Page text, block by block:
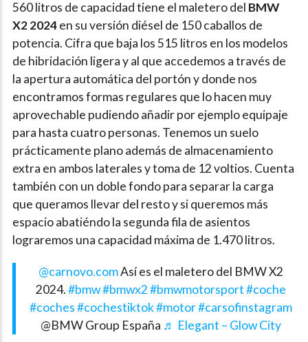
560 litros de capacidad tiene el maletero del BMW
X2 2024en su versión diésel de 150 caballos de
potencia. Cifra que baja los 515 litros en los modelos
de hibridación ligera y al que accedemos a través de
la apertura automática del portón y donde nos
encontramos formas regulares que lo hacen muy
aprovechable pudiendo añadir por ejemplo equipaje
para hasta cuatro personas. Tenemos un suelo
prácticamente plano además de almacenamiento
extra en ambos laterales y toma de 12 voltios. Cuenta
también con un doble fondo para separar la carga
que queramos llevar del resto y si queremos más
espacio abatiéndo la segunda fila de asientos
lograremos una capacidad máxima de 1.470 litros.
@carnovo.comAsí es el maletero del BMW X2
2024.#bmw#bmwx2#bmwmotorsport#coche
#coches#cochestiktok#motor#carsofinstagram
@BMW Group España ♬ Elegant – Glow City